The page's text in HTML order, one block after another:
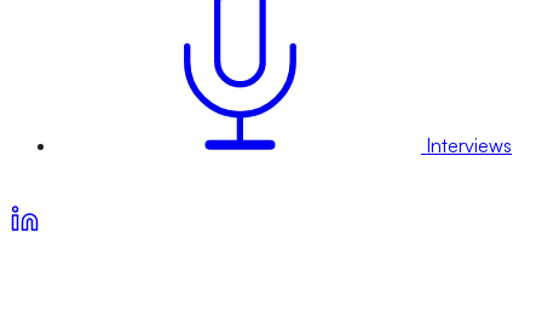
Interviews